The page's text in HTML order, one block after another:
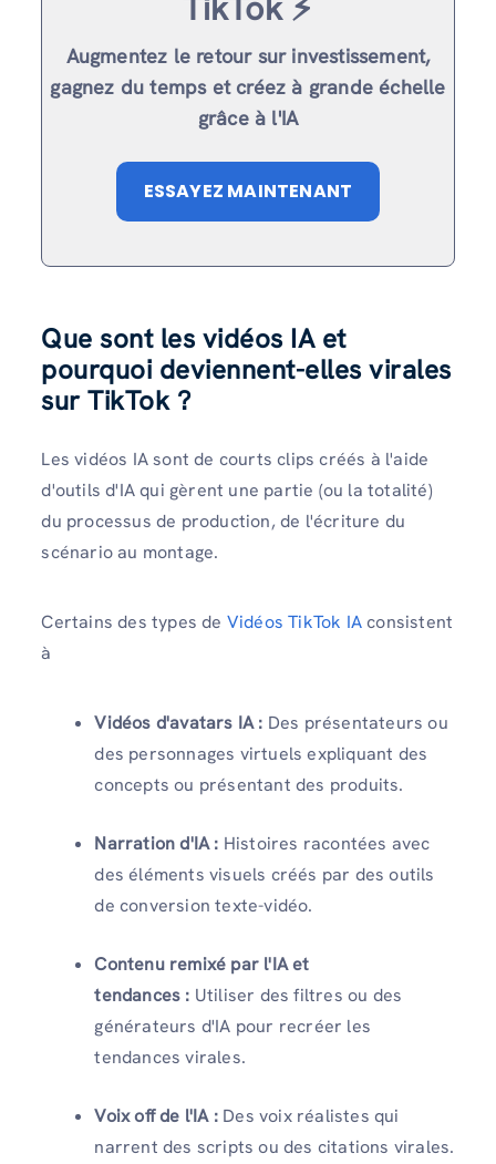
TikTok ⚡️
Augmentez le retour sur investissement,
gagnez du temps et créez à grande échelle
grâce à l'IA
ESSAYEZ MAINTENANT
Que sont les vidéos IA et
pourquoi deviennent-elles virales
sur TikTok ?
Les vidéos IA sont de courts clips créés à l'aide
d'outils d'IA qui gèrent une partie (ou la totalité)
du processus de production, de l'écriture du
scénario au montage.
Certains des types de Vidéos TikTok IAconsistent
à
Vidéos d'avatars IA : Des présentateurs ou
des personnages virtuels expliquant des
concepts ou présentant des produits.
Narration d'IA : Histoires racontées avec
des éléments visuels créés par des outils
de conversion texte-vidéo.
Contenu remixé par l'IA et
tendances : Utiliser des filtres ou des
générateurs d'IA pour recréer les
tendances virales.
Voix off de l'IA : Des voix réalistes qui
narrent des scripts ou des citations virales.